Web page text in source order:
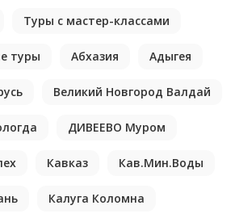
Туры с мастер-классами
туры Абхазия Адыгея
Великий Новгород Валдай
ДИВЕЕВО Муром
Кавказ Кав.Мин.Воды
Калуга Коломна